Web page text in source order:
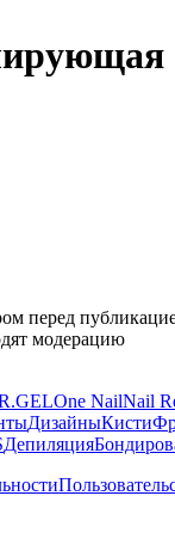
перед
модерацию
One NailNail
ДизайныКисти
Депиляция